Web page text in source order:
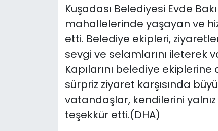
Kuşadası Belediyesi Evde
mahallelerinde yaşayan ve
etti. Belediye ekipleri,
sevgi ve selamlarını ileterek
Kapılarını belediye
sürpriz ziyaret karşısında
vatandaşlar, kendilerini
teşekkür etti.(DHA)
YEREL YÖNETİMLER